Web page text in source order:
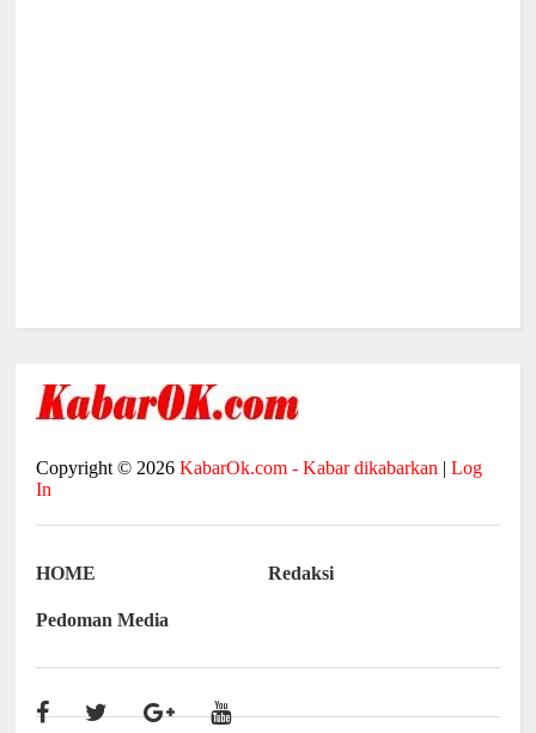
Copyright © 2026KabarOk.com - Kabar dikabarkan |Log
In
HOME Redaksi
Pedoman Media